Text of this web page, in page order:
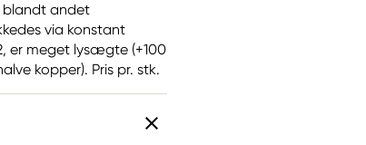
blandt andet
via konstant
er meget lysægte (+100
kopper). Pris pr. stk.